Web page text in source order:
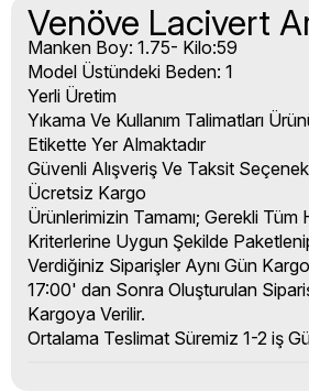
Venöve Lacivert
Manken Boy: 1.75- Kilo:59
Model Üstündeki Beden: 1
Yerli Üretim
Yıkama Ve Kullanım Talimatları
Etikette Yer Almaktadır
Güvenli Alışveriş Ve Taksit
Ücretsiz Kargo
Ürünlerimizin Tamamı; Gerekli Tüm
Kriterlerine Uygun Şekilde
Verdiğiniz Siparişler Aynı Gün
17:00' dan Sonra Oluşturulan
Kargoya Verilir.
Ortalama Teslimat Süremiz 1-2 iş